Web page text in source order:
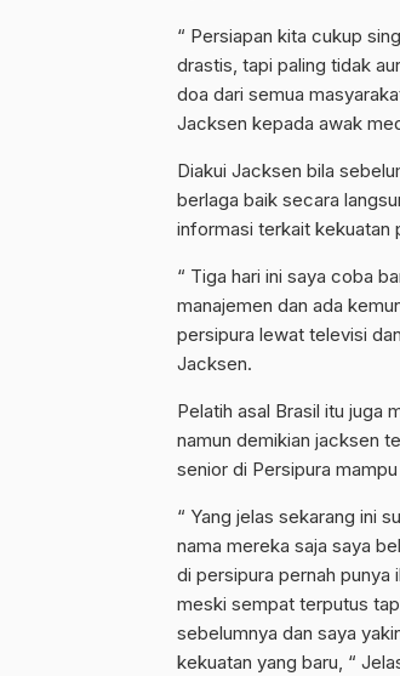
“ Persiapan kita cukup
drastis, tapi paling tidak
doa dari semua
Jacksen kepada awak
Diakui Jacksen bila
berlaga baik secara
informasi terkait kekuatan
“ Tiga hari ini saya coba
manajemen dan ada
persipura lewat televisi
Jacksen.
Pelatih asal Brasil itu juga
namun demikian jacksen
senior di Persipura
“ Yang jelas sekarang ini
nama mereka saja saya
di persipura pernah punya
meski sempat terputus
sebelumnya dan saya
kekuatan yang baru, “